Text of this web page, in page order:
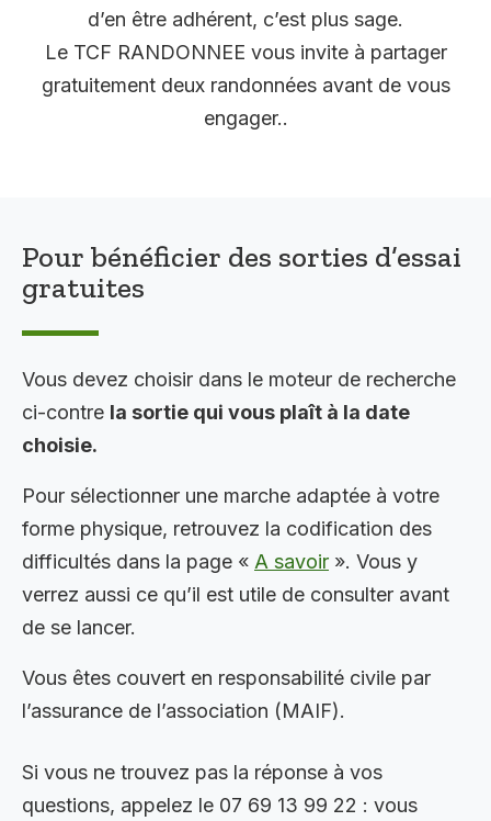
d’en être adhérent, c’est plus sage.
Le TCF RANDONNEE vous invite à partager
gratuitement deux randonnées avant de vous
engager..
Pour bénéficier des sorties d’essai
gratuites
Vous devez choisir dans le moteur de recherche
ci-contre la sortie qui vous plaît à la date
choisie.
Pour sélectionner une marche adaptée à votre
forme physique, retrouvez la codification des
difficultés dans la page « A savoir ». Vous y
verrez aussi ce qu’il est utile de consulter avant
de se lancer.
Vous êtes couvert en responsabilité civile par
l’assurance de l’association (MAIF).
Si vous ne trouvez pas la réponse à vos
questions, appelez le 07 69 13 99 22 : vous